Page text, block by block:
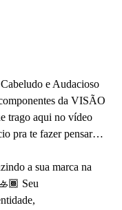
e Audacioso
da VISÃO
trago aqui no vídeo
pra te fazer pensar…
a sua marca na
Seu